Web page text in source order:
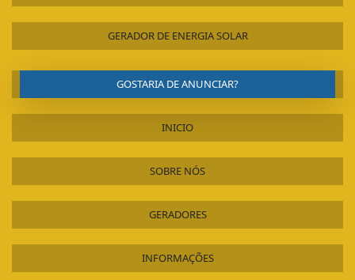
GERADOR DE ENERGIA SOLAR
GOSTARIA DE ANUNCIAR?
INICIO
SOBRE NÓS
GERADORES
INFORMAÇÕES